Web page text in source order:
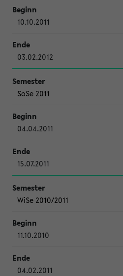
10.10.2011
03.02.2012
SoSe 2011
04.04.2011
15.07.2011
WiSe 2010/2011
11.10.2010
04.02.2011